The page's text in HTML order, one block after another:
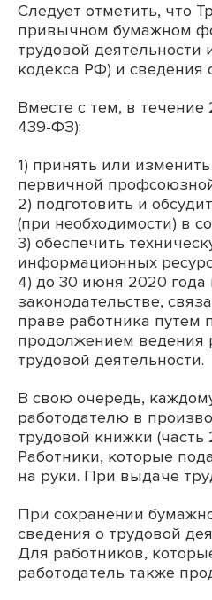
Следует отметить, что
привычном бумажном
трудовой деятельности
кодекса РФ) и сведения
Вместе с тем, в течение
439-ФЗ):
1) принять или
первичной
2) подготовить и
(при необходимости) в
3) обеспечить
информационных
4) до 30 июня 2020
законодательстве,
праве работника путем
продолжением ведения
трудовой деятельности.
В свою очередь,
работодателю в
трудовой книжки
Работники, которые
на руки. При выдаче
При сохранении
сведения о трудовой
Для работников,
работодатель также